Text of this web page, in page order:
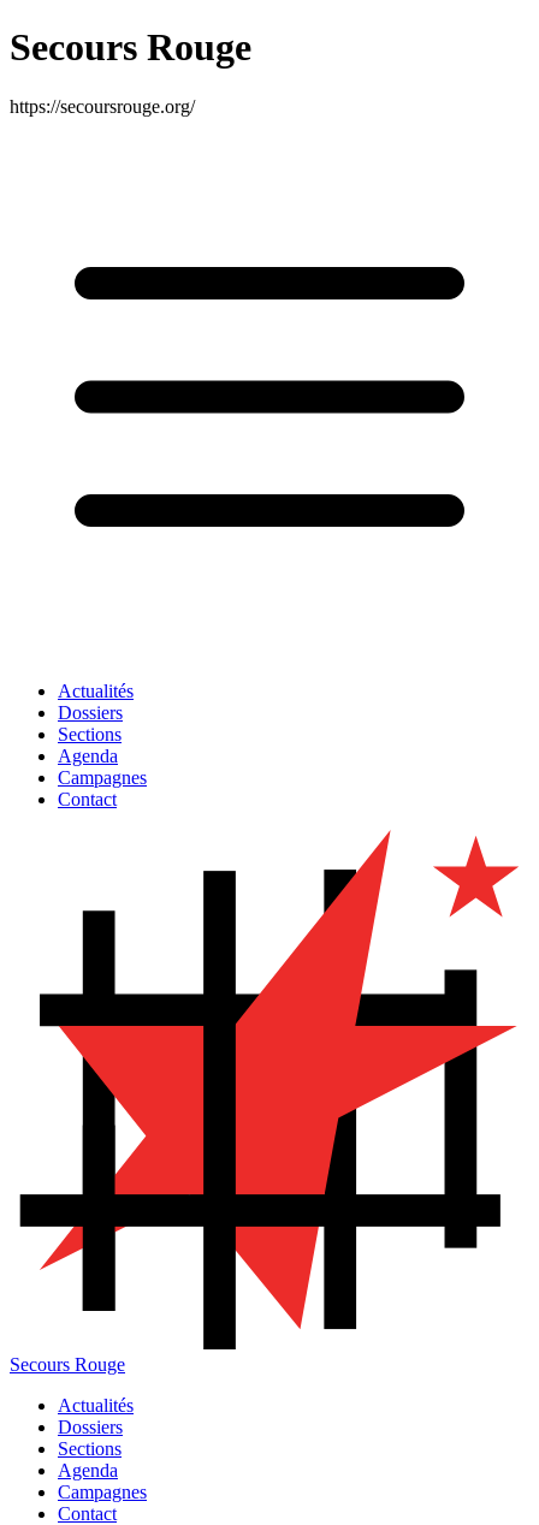
Secours Rouge
https://secoursrouge.org/
Actualités
Dossiers
Sections
Agenda
Campagnes
Contact
Secours Rouge
Actualités
Dossiers
Sections
Agenda
Campagnes
Contact